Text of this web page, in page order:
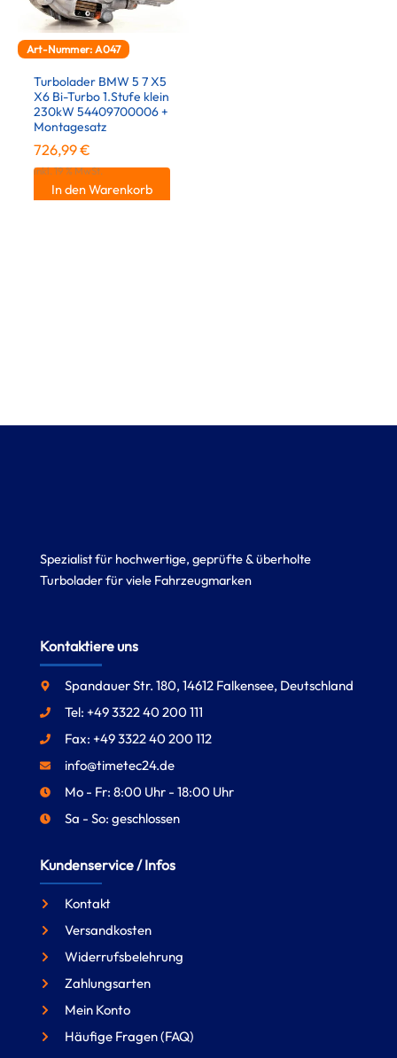
Art-Nummer: A047
Turbolader BMW 5 7 X5
X6 Bi-Turbo 1.Stufe klein
230kW 54409700006 +
Montagesatz
726,99€
inkl. 19 % MwSt.
In den Warenkorb
Spezialist für hochwertige, geprüfte & überholte
Turbolader für viele Fahrzeugmarken
Kontaktiere uns
Spandauer Str. 180, 14612 Falkensee, Deutschland
Tel: +49 3322 40 200 111
Fax: +49 3322 40 200 112
info@timetec24.de
Mo - Fr: 8:00 Uhr - 18:00 Uhr
Sa - So: geschlossen
Kundenservice / Infos
Kontakt
Versandkosten
Widerrufsbelehrung
Zahlungsarten
Mein Konto
Häufige Fragen (FAQ)